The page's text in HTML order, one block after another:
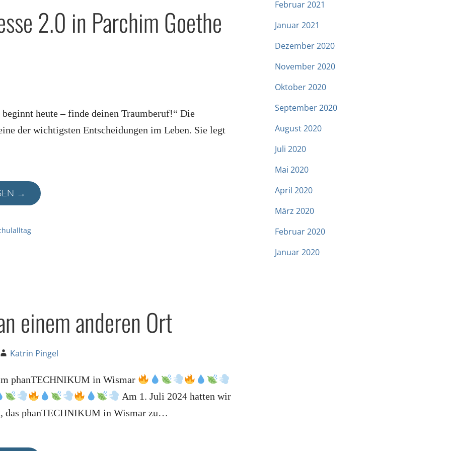
2.0 in Parchim Goethe
heute – finde deinen Traumberuf!“ Die
der wichtigsten Entscheidungen im Leben. Sie legt
→
einem anderen Ort
Katrin Pingel
phanTECHNIKUM in Wismar
Am 1. Juli 2024 hatten wir
das phanTECHNIKUM in Wismar zu…
Februar 2021
Januar 2021
Dezember 2020
November 2020
Oktober 2020
September 2020
August 2020
Juli 2020
Mai 2020
April 2020
März 2020
Februar 2020
Januar 2020